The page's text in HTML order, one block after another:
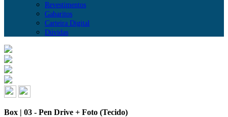
Revestimentos
Gabaritos
Carteira Digital
Dúvidas
Box | 03 - Pen Drive + Foto (Tecido)